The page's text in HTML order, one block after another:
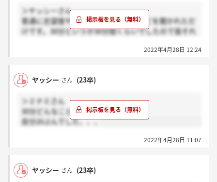
＞ヤッシーさん
普通に志望度や志望動機、強み弱みなどを聞かれただ
けです。30分というか30分弱くらいでしたので皆それ
2022年4月28日 12:24
ヤッシー さん (23卒)
＞ミナミさん
30分どんなことしてましたー？
自分20ぷんでした、、、
2022年4月28日 11:07
ヤッシー さん (23卒)